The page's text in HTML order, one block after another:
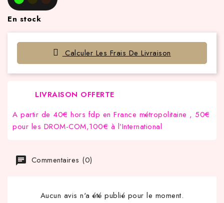
En stock
Calculer Les Frais De Livraison
LIVRAISON OFFERTE
A partir de 40€ hors fdp en France métropolitaine , 50€
pour les DROM-COM,100€ à l’International
Commentaires (0)
Aucun avis n'a été publié pour le moment.